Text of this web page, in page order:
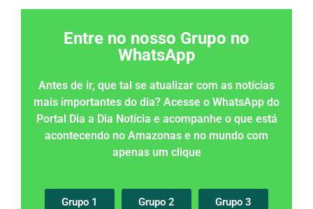
Entre no nosso Grupo no
WhatsApp
Antes de ir, que tal se atualizar com as notícias
mais importantes do dia? Acesse o WhatsApp do
Portal Dia a Dia Notícia e acompanhe o que está
acontecendo no Amazonas e no mundo com
apenas um clique
Grupo 1 Grupo 2 Grupo 3